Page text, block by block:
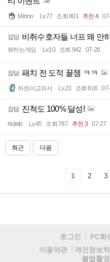
Minno Lv.77 조회 801 추천 4
잡담 비취수호자들 너프 왜 안
뭐하는게임 Lv.10 조회 942 07-28
잡담 패치 전 도적 꿀잼 ㅋㅋ
하린이교과서 Lv.23 조회 816
잡담 진척도 100% 달성!
hideto Lv.45 조회 787 추천 3 07-27
최근 다음
1 2 3
로그인 PC화
이용약관
개인정보
불법촬